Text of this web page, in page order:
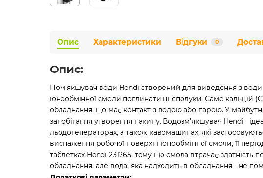
Опис Характеристики Відгуки 0
Опис:
Пом'якшувач води Hendi створений для виведення з води
іонообмінної смоли поглинати ці сполуки. Саме кальцій
обладнання, що має контакт з водою або парою. У
запобігання утворення накипу. Водозм'якшувач Hendi
льодогенераторах, а також кавомашинах, які
виснаження робочої поверхні іонообмінної смоли, її
таблетках Hendi 231265, тому що смола втрачає
обладнання, але вода, яка надходить в обладнання - не